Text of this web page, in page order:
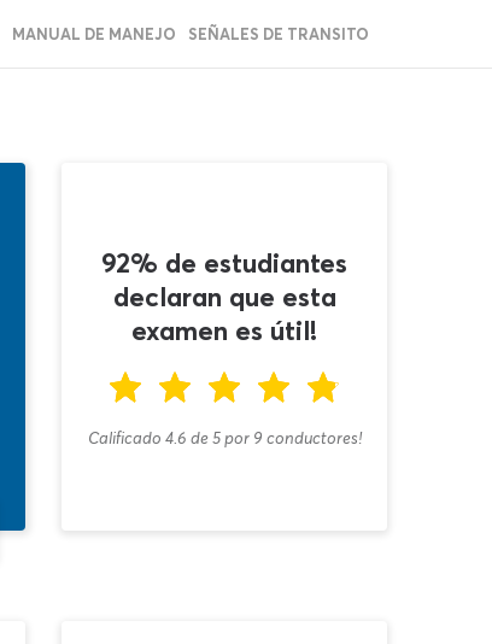
MANUAL DE MANEJO SEÑALES DE TRANSITO
92% de estudiantes
declaran que esta
examen es útil!
Calificado 4.6 de5por 9 conductores!